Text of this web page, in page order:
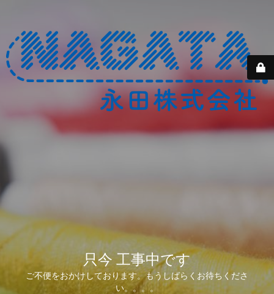
只今 工事中です
ご不便をおかけしております。もうしばらくお待ちくださ
い。。。。